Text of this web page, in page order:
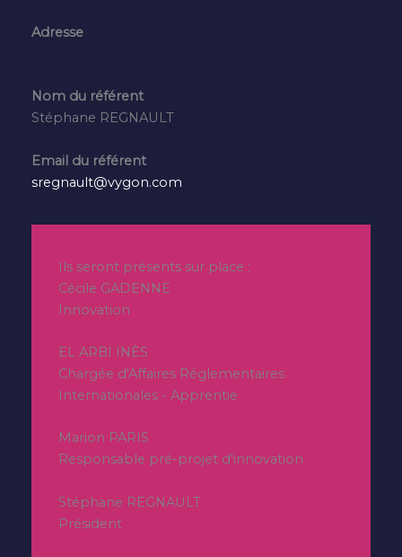
Adresse
Nom du référent
Stéphane REGNAULT
Email du référent
sregnault@vygon.com
Ils seront présents sur place :
Cécile GADENNE
Innovation
EL ARBI INÈS
Chargée d'Affaires Réglementaires
Internationales - Apprentie
Marion PARIS
Responsable pré-projet d'innovation
Stéphane REGNAULT
Président